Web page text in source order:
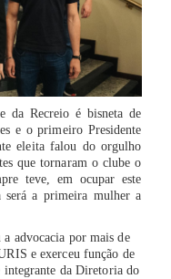
da Recreio é bisneta de
e o primeiro Presidente
eleita falou do orgulho
que tornaram o clube o
teve, em ocupar este
a primeira mulher a
advocacia por mais de
e exerceu função de
da Diretoria do